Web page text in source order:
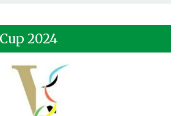
2024